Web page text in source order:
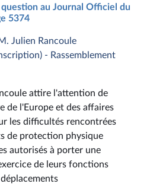
au Journal Officiel du
5374
Julien Rancoule
- Rassemblement
attire l'attention de
de l'Europe et des affaires
les difficultés rencontrées
de protection physique
autorisés à porter une
de leurs fonctions